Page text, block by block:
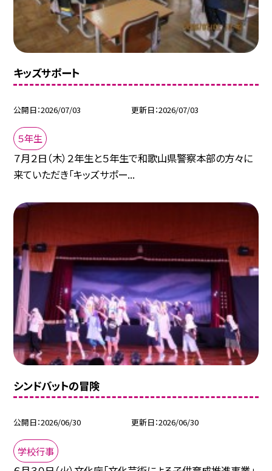
キッズサポート
公開日 2026/07/03 更新日 2026/07/03
５年生
７月２日（木）２年生と５年生で和歌山県警察本部の方々に
来ていただき「キッズサポー...
シンドバットの冒険
公開日 2026/06/30 更新日 2026/06/30
学校行事